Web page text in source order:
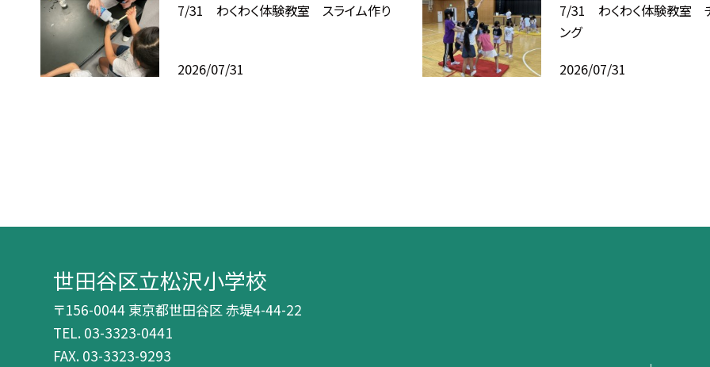
7/31 わくわく体験教室 スライム作り
2026/07/31
7/31 わくわく体験教室
ング
2026/07/31
世田谷区立松沢小学校
〒156-0044 東京都世田谷区 赤堤4-44-22
TEL. 03-3323-0441
FAX. 03-3323-9293